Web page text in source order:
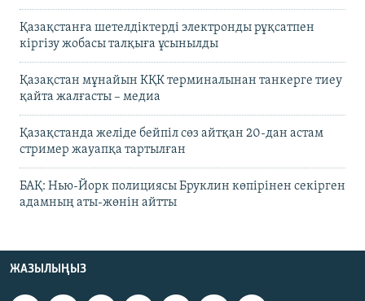
Қазақстанға шетелдіктерді электронды рұқсатпен
кіргізу жобасы талқыға ұсынылды
Қазақстан мұнайын КҚК терминалынан танкерге тиеу
қайта жалғасты – медиа
Қазақстанда желіде бейпіл сөз айтқан 20-дан астам
стример жауапқа тартылған
БАҚ: Нью-Йорк полициясы Бруклин көпірінен секірген
адамның аты-жөнін айтты
ЖАЗЫЛЫҢЫЗ